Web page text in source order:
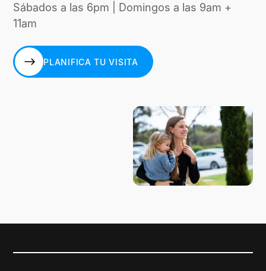
Sábados a las 6pm | Domingos a las 9am +
11am
PLANIFICA TU VISITA